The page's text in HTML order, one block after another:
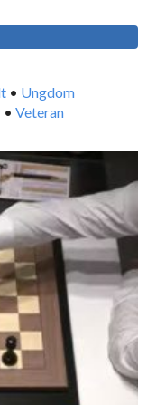
• Ungdom
• Veteran